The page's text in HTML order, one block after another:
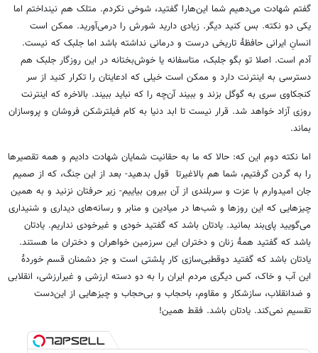
گفتم شهادت می‌دهیم شما این‌هارا گفتید، شوخی نکردم. متلک هم نینداختم اما
یکی دو نکته. بس کنید دیگر. زیادی دارید شورش را درمی‌آورید. ممکن است
انسانِ ایرانی حافظۀ تاریخی درست و درمانی نداشته باشد اما جلبک که نیست.
آدم است. اصلا تو بگو جلبک، متاسفانه یا خوش‌بختانه در این روزگار جلبک هم
دسترسی به اینترنت دارد و ممکن است خیلی که ادعایتان را تکرار کنید از سر
کنجکاوی سری به گوگل بزند و ببیند آن‌چه را که نباید ببیند. بالاخره که اینترنت
روزی آزاد خواهد شد. قرار نیست تا ابد دنیا به کام فیلترشکن فروشان و پروسازان
بماند.
اما نکته دوم این که: حالا که ما به حقانیت شمایان شهادت دادیم و همه تقصیرها
را به گردن گرفتیم، شما هم بالاغیرتا قول بدهید- بعد از این جنگ، که از صمیم
جان امیدوارم با عزت و سربلندی از آن بیرون بیاییم- زیر حرفتان نزنید و به همین
چیزهایی که این روزها و شب‌ها در میادین و منابر و رسانه‌های دیداری و شنیداری
می‌گویید پای‌بند بمانید. یادتان باشد که گفتید خودی و غیرخودی نداریم. یادتان
باشد که گفتید همۀ زنان و دختران این سرزمین خواهران و دختران ما هستند.
یادتان باشد که گفتید دوقطبی‌سازی کار پلشتی است و جز دشمنان قسم خوردۀ
این آب و خاک، کس دیگری مردم ایران را به دو دسته ارزشی و غیرارزشی، انقلابی
و ضدانقلاب، سازشکار و مقاوم، باحجاب و بی‌حجاب و چیزهایی از این‌دست
تقسیم نمی‌کند. یادتان باشد. فقط همین!